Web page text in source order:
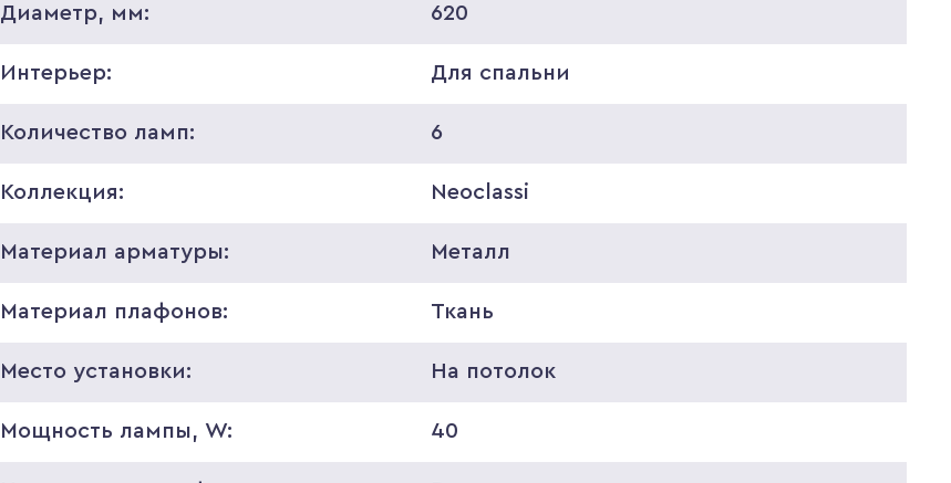
Диаметр, мм: 620
Интерьер: Для спальни
Количество ламп: 6
Коллекция: Neoclassi
Материал арматуры: Металл
Материал плафонов: Ткань
Место установки: На потолок
Мощность лампы, W: 40